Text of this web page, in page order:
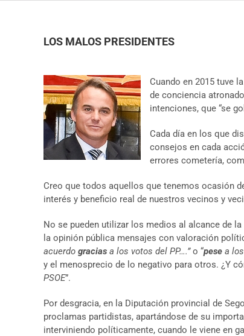
LOS MALOS PRESIDENTES
Cuando en 2015 tuve
de conciencia
intenciones, que “se
Cada día en los que
consejos en cada
errores cometería,
Creo que todos aquellos que tenemos ocasión
interés y beneficio real de nuestros vecinos y
No se pueden utilizar los medios al alcance de
la opinión pública mensajes con valoración
acuerdo gracias a los votos del PP….”o “pese a
y el menosprecio de lo negativo para otros. ¿Y
PSOE”.
Por desgracia, en la Diputación provincial de
proclamas partidistas, apartándose de su
interviniendo políticamente, cuando le viene en